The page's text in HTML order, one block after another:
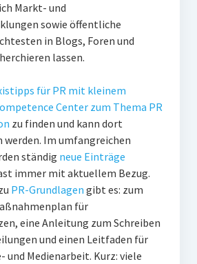
Markt- und
sowie öffentliche
in Blogs, Foren und
lassen.
für PR mit kleinem
Center zum Thema PR
zu finden und kann dort
Im umfangreichen
ständig neue Einträge
immer mit aktuellem Bezug.
PR-Grundlagen gibt es: zum
für
eine Anleitung zum Schreiben
und einen Leitfaden für
und Medienarbeit. Kurz: viele